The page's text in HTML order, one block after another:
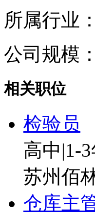
所属行业
公司规模
相关职位
检验员
高中|1-
苏州佰
仓库主